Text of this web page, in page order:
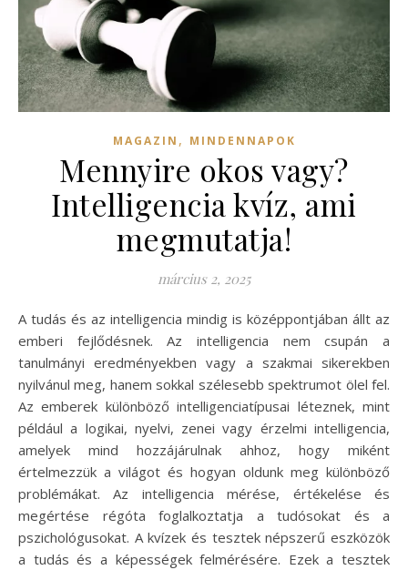
MAGAZIN , MINDENNAPOK
Mennyire okos vagy?
Intelligencia kvíz, ami
megmutatja!
március 2, 2025
A tudás és az intelligencia mindig is középpontjában állt az
emberi fejlődésnek. Az intelligencia nem csupán a
tanulmányi eredményekben vagy a szakmai sikerekben
nyilvánul meg, hanem sokkal szélesebb spektrumot ölel fel.
Az emberek különböző intelligenciatípusai léteznek, mint
például a logikai, nyelvi, zenei vagy érzelmi intelligencia,
amelyek mind hozzájárulnak ahhoz, hogy miként
értelmezzük a világot és hogyan oldunk meg különböző
problémákat. Az intelligencia mérése, értékelése és
megértése régóta foglalkoztatja a tudósokat és a
pszichológusokat. A kvízek és tesztek népszerű eszközök
a tudás és a képességek felmérésére. Ezek a tesztek